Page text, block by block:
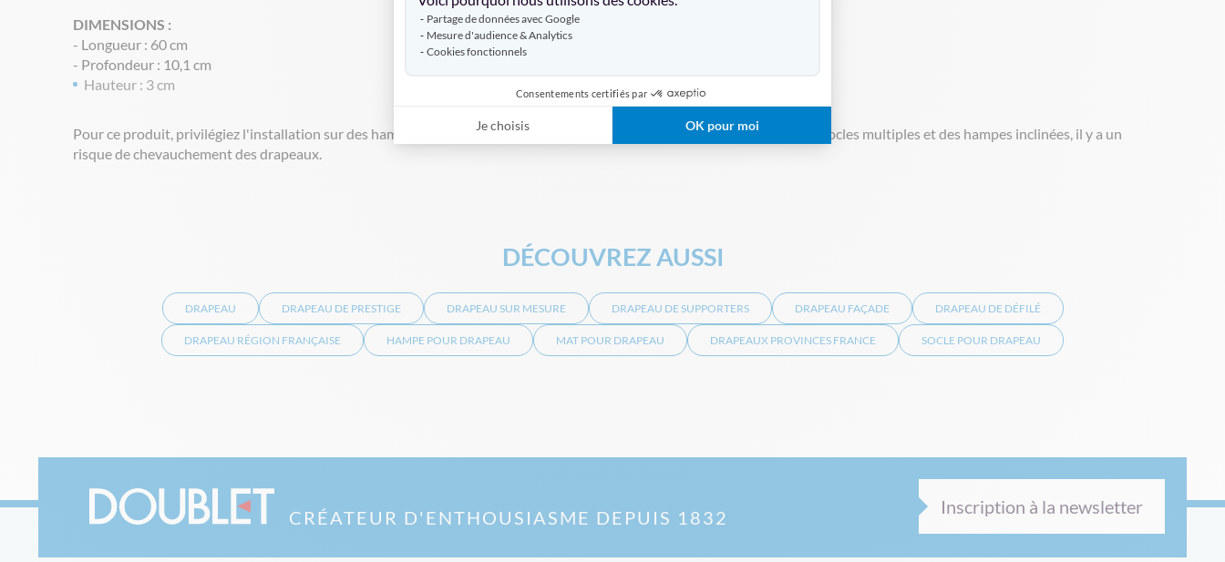
Partage de données avec Google
Mesure d'audience & Analytics
Cookies fonctionnels
Consentements certifiés par
Je choisis OK pour moi
DIMENSIONS :
- Longueur : 60 cm
- Profondeur : 10,1 cm
Hauteur : 3 cm
Pour ce produit, privilégiez l'installation sur des hampes verticales et droites (non inclinées). En cas d'utilisation avec des socles multiples et des hampes inclinées, il y a un
risque de chevauchement des drapeaux.
DÉCOUVREZ AUSSI
DRAPEAU DRAPEAU DE PRESTIGE DRAPEAU SUR MESURE DRAPEAU DE SUPPORTERS DRAPEAU FAÇADE DRAPEAU DE DÉFILÉ
DRAPEAU RÉGION FRANÇAISE HAMPE POUR DRAPEAU MAT POUR DRAPEAU DRAPEAUX PROVINCES FRANCE SOCLE POUR DRAPEAU
CRÉATEUR D'ENTHOUSIASME DEPUIS 1832 Inscription à la newsletter